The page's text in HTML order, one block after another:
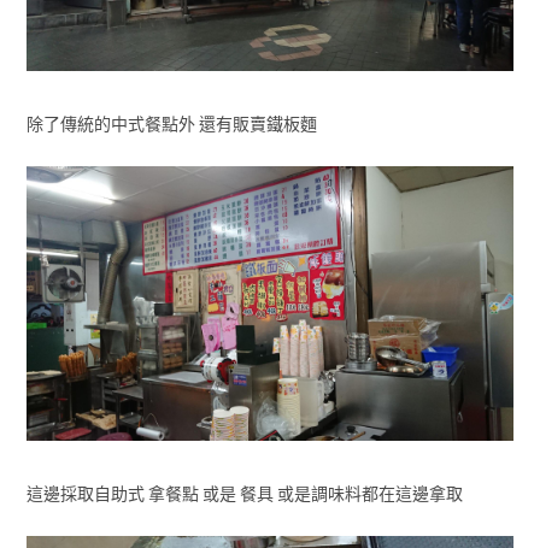
除了傳統的中式餐點外 還有販賣鐵板麵
這邊採取自助式 拿餐點 或是 餐具 或是調味料都在這邊拿取